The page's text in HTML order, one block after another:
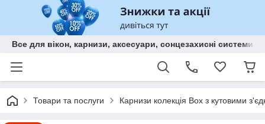
Все для вікон, карнизи, аксесуари, сонцезахисні
Товари та послуги Карнизи колекція Box з кутовими